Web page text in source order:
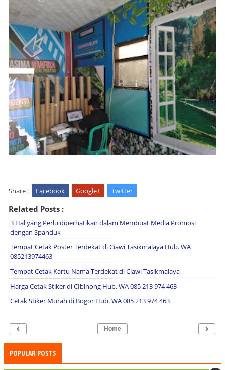
Share : Facebook Google+ Twitter
Related Posts :
3 Hal yang Perlu diperhatikan dalam Membuat Media Promosi
dengan Spanduk
Tempat Cetak Poster Terdekat di Ciawi Tasikmalaya Hub. WA
085213974463
Tempat Cetak Kartu Nama Terdekat di Ciawi Tasikmalaya
Harga Cetak Stiker di CIbinong Hub. WA 085 213 974 463
Cetak Stiker Murah di Bogor Hub. WA 085 213 974 463
‹ ›
Home
POPULAR POSTS